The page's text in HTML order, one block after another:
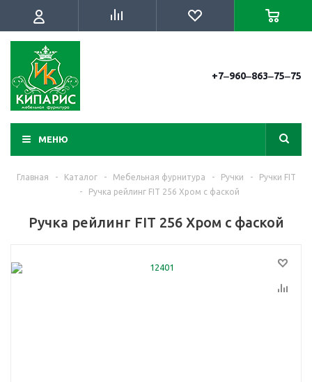
+7‒960‒863‒75‒75
МЕНЮ
Главная - Каталог - Мебельная фурнитура - Ручки -
Ручки FIT
-
Ручка рейлинг FIT 256 Хром с фаской
Ручка рейлинг FIT 256 Хром с фаской